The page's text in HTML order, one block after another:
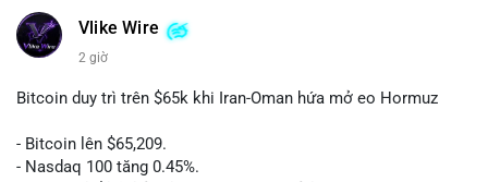
Vlike Wire
2 giờ
Bitcoin duy trì trên $65k khi Iran-Oman hứa mở eo Hormuz
- Bitcoin lên $65,209.
- Nasdaq 100 tăng 0.45%.